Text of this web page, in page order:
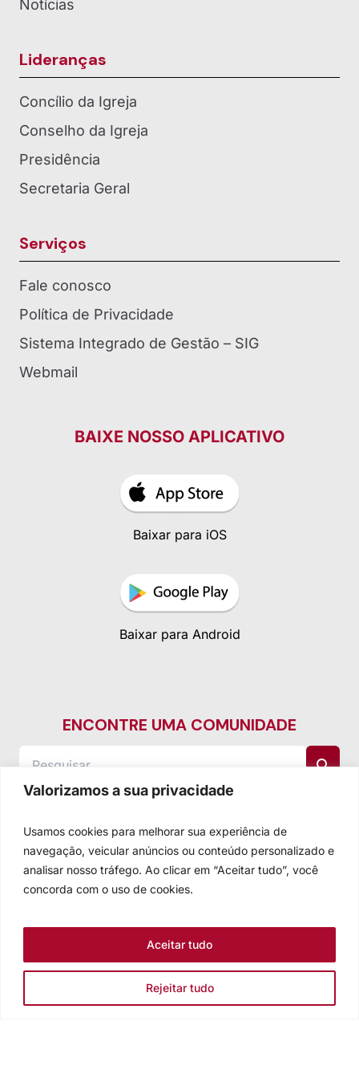
Valorizamos a sua privacidade
Usamos cookies para melhorar sua experiência de
navegação, veicular anúncios ou conteúdo personalizado e
analisar nosso tráfego. Ao clicar em “Aceitar tudo”, você
concorda com o uso de cookies.
Rejeitar tudo
Aceitar tudo
Notícias
Lideranças
Concílio da Igreja
Conselho da Igreja
Presidência
Secretaria Geral
Serviços
Fale conosco
Política de Privacidade
Sistema Integrado de Gestão – SIG
Webmail
BAIXE NOSSO APLICATIVO
Baixar para iOS
Baixar para Android
ENCONTRE UMA COMUNIDADE